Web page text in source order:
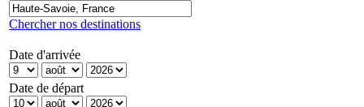
Chercher nos destinations
Date d'arrivée
Date de départ